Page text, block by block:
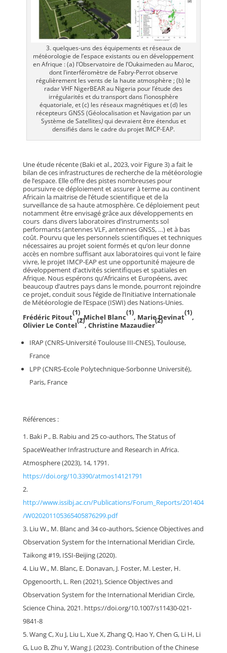
3. quelques-uns des équipements et réseaux de
météorologie de l’espace existants ou en développement
en Afrique : (a) l’Observatoire de l’Oukaimeden au Maroc,
dont l’interféromètre de Fabry-Perrot observe
régulièrement les vents de la haute atmosphère ; (b) le
radar VHF NigerBEAR au Nigeria pour l’étude des
irrégularités et du transport dans l’ionosphère
équatoriale, et (c) les réseaux magnétiques et (d) les
récepteurs GNSS (Géolocalisation et Navigation par un
Système de Satellites)qui devraient être étendus et
densifiés dans le cadre du projet IMCP-EAP.
Une étude récente (Baki et al., 2023, voir Figure 3) a fait le
bilan de ces infrastructures de recherche de la météorologie
de l’espace. Elle offre des pistes nombreuses pour
poursuivre ce déploiement et assurer à terme au continent
Africain la maitrise de l’étude scientifique et de la
surveillance de sa haute atmosphère. Ce déploiement peut
notamment être envisagé grâce aux développements en
cours dans divers laboratoires d’instruments sol
performants (antennes VLF, antennes GNSS, …) et à bas
coût. Pourvu que les personnels scientifiques et techniques
nécessaires au projet soient formés et qu’on leur donne
accès en nombre suffisant aux laboratoires qui vont le faire
vivre, le projet IMCP-EAP est une opportunité majeure de
développement d’activités scientifiques et spatiales en
Afrique. Nous espérons qu’Africains et Européens, avec
beaucoup d’autres pays dans le monde, pourront rejoindre
ce projet, conduit sous l’égide de l’Initiative Internationale
de Météorologie de l’Espace (ISWI) des Nations-Unies.
Frédéric Pitout
(1)
, Michel Blanc
(1)
, Marie Devinat
(1)
,
Olivier Le Contel
(2)
, Christine Mazaudier
(2)
IRAP (CNRS-Université Toulouse III-CNES), Toulouse,
France
LPP (CNRS-Ecole Polytechnique-Sorbonne Université),
Paris, France
Références :
Baki P., B. Rabiu and 25 co-authors, The Status of
SpaceWeather Infrastructure and Research in Africa.
Atmosphere (2023), 14, 1791.
https://doi.org/10.3390/atmos14121791
http://www.issibj.ac.cn/Publications/Forum_Reports/201404
/W020201105365405876299.pdf
Liu W., M. Blanc and 34 co-authors, Science Objectives and
Observation System for the International Meridian Circle,
Taikong #19, ISSI-Beijing (2020).
Liu W., M. Blanc, E. Donavan, J. Foster, M. Lester, H.
Opgenoorth, L. Ren (2021), Science Objectives and
Observation System for the International Meridian Circle,
Science China, 2021. https://doi.org/10.1007/s11430-021-
9841-8
Wang C, Xu J, Liu L, Xue X, Zhang Q, Hao Y, Chen G, Li H, Li
G, Luo B, Zhu Y, Wang J. (2023). Contribution of the Chinese